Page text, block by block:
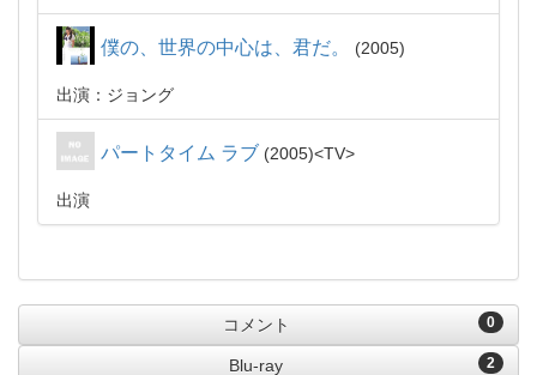
僕の、世界の中心は、君だ。 2005
出演：ジョング
パートタイム ラブ 2005 TV
出演
0
コメント
2
Blu-ray